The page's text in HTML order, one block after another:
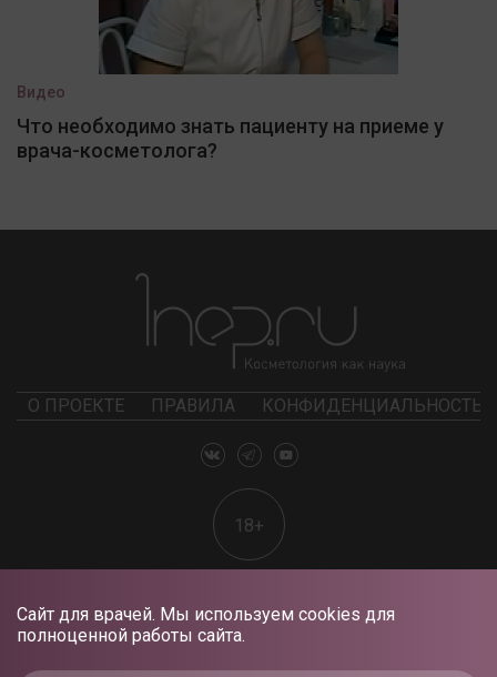
Сайт для врачей. Мы используем cookies для
полноценной работы сайта.
Видео
Что необходимо знать пациенту на приеме у
врача-косметолога?
О ПРОЕКТЕ ПРАВИЛА КОНФИДЕНЦИАЛЬНОСТЬ
18+